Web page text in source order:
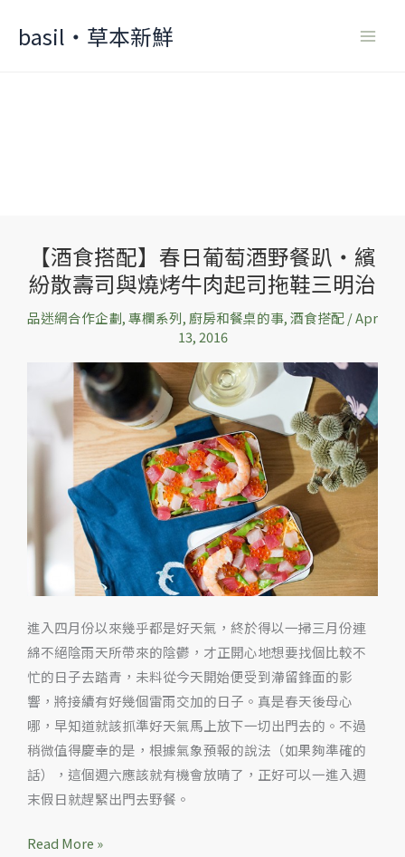
basil‧草本新鮮
【酒食搭配】春日葡萄酒野餐趴‧繽
紛散壽司與燒烤牛肉起司拖鞋三明治
品迷網合作企劃,專欄系列,廚房和餐桌的事,酒食搭配/Apr
13, 2016
進入四月份以來幾乎都是好天氣，終於得以一掃三月份連
綿不絕陰雨天所帶來的陰鬱，才正開心地想要找個比較不
忙的日子去踏青，未料從今天開始便受到滯留鋒面的影
響，將接續有好幾個雷雨交加的日子。真是春天後母心
哪，早知道就該抓準好天氣馬上放下一切出門去的。不過
稍微值得慶幸的是，根據氣象預報的說法（如果夠準確的
話），這個週六應該就有機會放晴了，正好可以一進入週
末假日就趕緊出門去野餐。
【酒
食
配】
酒
繽
散
壽
司
與
燒
烤
牛
肉
起
拖
Read More »